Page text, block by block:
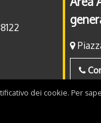
dei cookie. Per